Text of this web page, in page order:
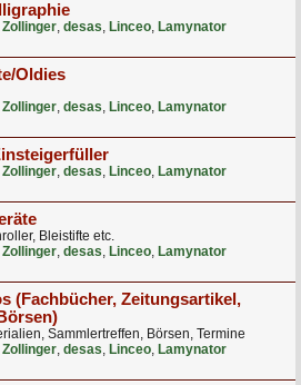
Zollinger, desas, Linceo, Lamynator
Oldies
Zollinger, desas, Linceo, Lamynator
Zollinger, desas, Linceo, Lamynator
Bleistifte etc.
Zollinger, desas, Linceo, Lamynator
(Fachbücher, Zeitungsartikel,
Sammlertreffen, Börsen, Termine
Zollinger, desas, Linceo, Lamynator